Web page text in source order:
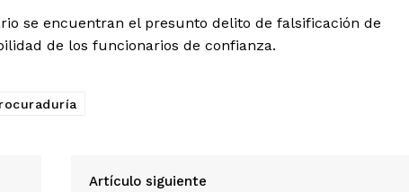
se encuentran el presunto delito de falsificación de
de los funcionarios de confianza.
Artículo siguiente